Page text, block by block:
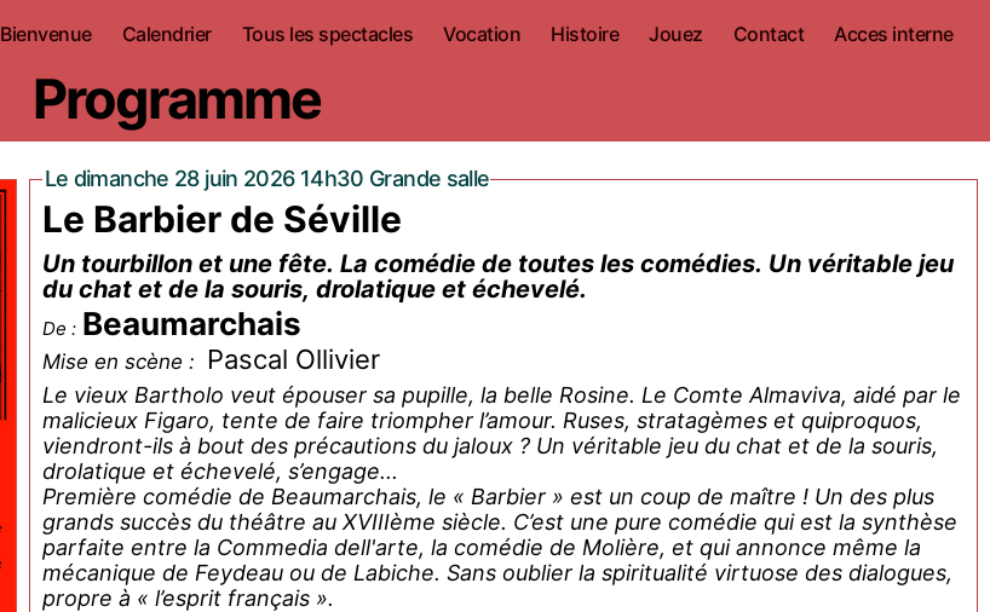
Bienvenue Calendrier Tous les spectacles Vocation Histoire Jouez Contact Acces interne
Programme
Le dimanche 28 juin 2026 14h30 Grande salle
Le Barbier de Séville
Un tourbillon et une fête. La comédie de toutes les comédies. Un véritable jeu
du chat et de la souris, drolatique et échevelé.
De : Beaumarchais
Mise en scène : Pascal Ollivier
Le vieux Bartholo veut épouser sa pupille, la belle Rosine. Le Comte Almaviva, aidé par le
malicieux Figaro, tente de faire triompher l’amour. Ruses, stratagèmes et quiproquos,
viendront-ils à bout des précautions du jaloux ? Un véritable jeu du chat et de la souris,
drolatique et échevelé, s’engage...
Première comédie de Beaumarchais, le « Barbier » est un coup de maître ! Un des plus
grands succès du théâtre au XVIIIème siècle. C’est une pure comédie qui est la synthèse
parfaite entre la Commedia dell'arte, la comédie de Molière, et qui annonce même la
mécanique de Feydeau ou de Labiche. Sans oublier la spiritualité virtuose des dialogues,
propre à « l’esprit français ».